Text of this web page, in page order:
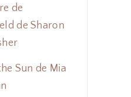
de
de Sharon
Sun de Mia